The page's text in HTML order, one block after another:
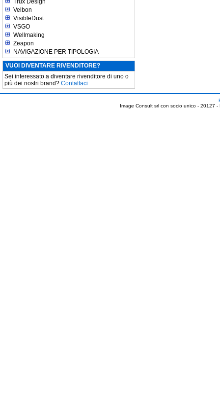
Trux Design
Velbon
VisibleDust
VSGO
Wellmaking
Zeapon
NAVIGAZIONE PER TIPOLOGIA
VUOI DIVENTARE RIVENDITORE?
Sei interessato a diventare rivenditore di uno o
più dei nostri brand? Contattaci
Image Consult srl con socio unico - 20127